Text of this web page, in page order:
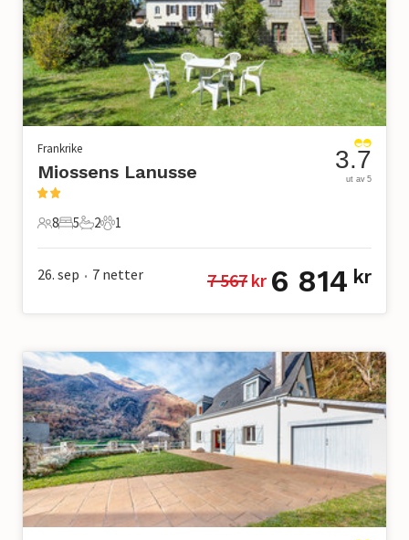
Frankrike
Miossens Lanusse
8 Gjester
8
5 Soverom
5
2 Bad
2
1 Kjæledyr
1
3.7
ut av 5
26. sep • 7 netter 7 567 kr 6 814 kr